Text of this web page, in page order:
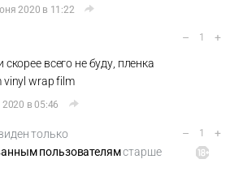
2020 в 11:22
всего не буду, пленка
vinyl wrap film
в 05:46
– 1 +
только
пользователямстарше
– 1 +